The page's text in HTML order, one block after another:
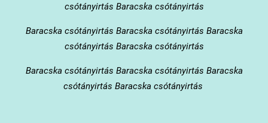
csótányirtás Baracska csótányirtás
Baracska csótányirtás Baracska csótányirtás Baracska
csótányirtás Baracska csótányirtás
Baracska csótányirtás Baracska csótányirtás Baracska
csótányirtás Baracska csótányirtás